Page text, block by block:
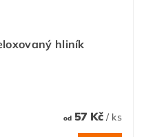
hliník
od57 Kč / ks